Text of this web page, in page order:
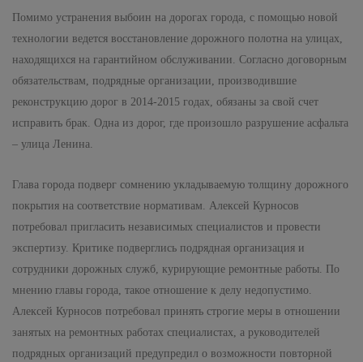
Помимо устранения выбоин на дорогах города, с помощью новой
технологии ведется восстановление дорожного полотна на улицах,
находящихся на гарантийном обслуживании. Согласно договорным
обязательствам, подрядные организации, производившие
реконструкцию дорог в 2014-2015 годах, обязаны за свой счет
исправить брак. Одна из дорог, где произошло разрушение асфальта
– улица Ленина.
Глава города подверг сомнению укладываемую толщину дорожного
покрытия на соответствие нормативам. Алексей Курносов
потребовал пригласить независимых специалистов и провести
экспертизу. Критике подверглись подрядная организация и
сотрудники дорожных служб, курирующие ремонтные работы. По
мнению главы города, такое отношение к делу недопустимо.
Алексей Курносов потребовал принять строгие меры в отношении
занятых на ремонтных работах специалистах, а руководителей
подрядных организаций предупредил о возможности повторной